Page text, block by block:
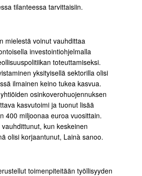
tilanteessa tarvittaisiin.
mielestä voinut vauhdittaa
investointiohjelmalla
toteuttamiseksi.
yksityisellä sektorilla olisi
ilmainen keino tukea kasvua.
osinkoverohuojennuksen
kasvutoimi ja tuonut lisää
400 miljoonaa euroa vuosittain.
kun keskeinen
olisi korjaantunut, Lainà sanoo.
toimenpiteitään työllisyyden